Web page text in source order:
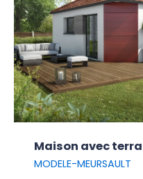
Maison avec
MODELE-MEURSAULT